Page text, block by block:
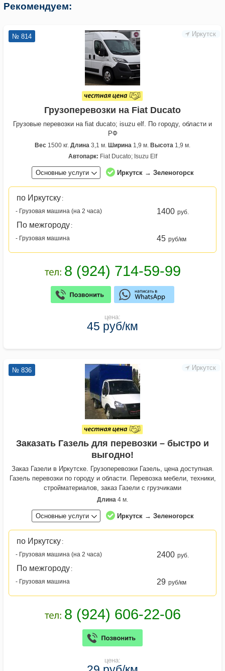
Рекомендуем:
Иркутск
№ 814
Грузоперевозки на Fiat Ducato
Грузовые перевозки на fiat ducato; isuzu elf. По городу, области и
РФ
Вес 1500 кг. Длина 3,1 м. Ширина 1,9 м. Высота 1,9 м.
Автопарк: Fiat Ducato; Isuzu Elf
Основные услуги Иркутск → Зеленогорск
по Иркутску :
- Грузовая машина (на 2 часа)
1400 руб.
По межгороду :
- Грузовая машина
45 руб/км
цена:
45 руб/км
Иркутск
№ 836
Заказать Газель для перевозки – быстро и
выгодно!
Заказ Газели в Иркутске. Грузоперевозки Газель, цена доступная.
Газель перевозки по городу и области. Перевозка мебели, техники,
стройматериалов, заказ Газели с грузчиками
Длина 4 м.
Основные услуги Иркутск → Зеленогорск
по Иркутску :
- Грузовая машина (на 2 часа)
2400 руб.
По межгороду :
- Грузовая машина
29 руб/км
цена: